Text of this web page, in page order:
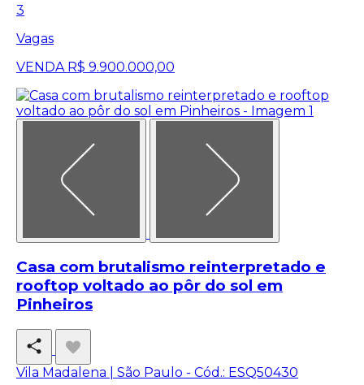
3
Vagas
VENDA R$ 9.900.000,00
Casa com brutalismo reinterpretado e
rooftop voltado ao pôr do sol em
Pinheiros
Vila Madalena | São Paulo - Cód.: ESQ50430